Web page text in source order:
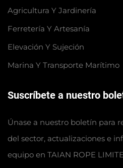
Agricultura Y Jardinería
Ferretería Y Artesanía
Elevación Y Sujeción
Marina Y Transporte Marítimo
Suscríbete a nuestro
Únase a nuestro boletín para
del sector, actualizaciones e
equipo en TAIAN ROPE